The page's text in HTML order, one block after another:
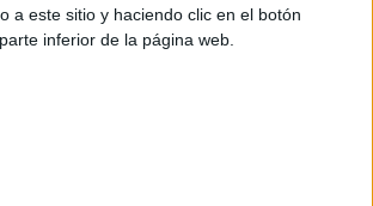
a este sitio y haciendo clic en el botón
inferior de la página web.
superó la primera ronda del torneo del
al CD Utrera a domicilio, con el